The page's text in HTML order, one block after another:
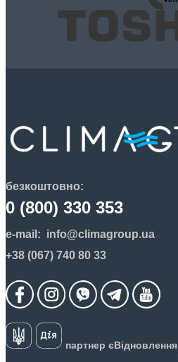
безкоштовно:
0 (800) 330 353
e-mail: info@climagroup.ua
+38 (067) 740 80 33
партнер єВідновлення